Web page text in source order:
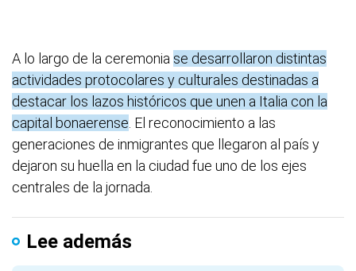
A lo largo de la ceremonia se desarrollaron distintas
actividades protocolares y culturales destinadas a
destacar los lazos históricos que unen a Italia con la
capital bonaerense . El reconocimiento a las
generaciones de inmigrantes que llegaron al país y
dejaron su huella en la ciudad fue uno de los ejes
centrales de la jornada.
Lee además